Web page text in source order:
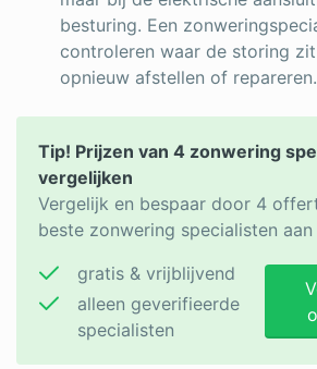
besturing. Een
controleren waar de storing
opnieuw afstellen of repareren.
Tip! Prijzen van 4 zonwering
vergelijken
Vergelijk en bespaar door 4
beste zonwering specialisten
gratis & vrijblijvend
alleen geverifieerde
specialisten